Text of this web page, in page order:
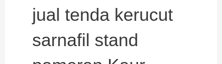
jual tenda kerucut
sarnafil stand